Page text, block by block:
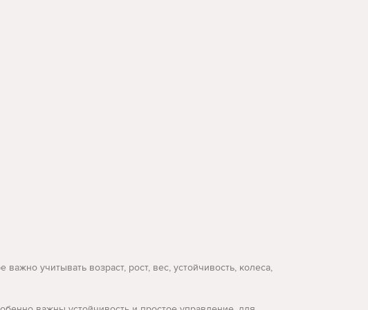
учитывать возраст, рост, вес, устойчивость, колеса,